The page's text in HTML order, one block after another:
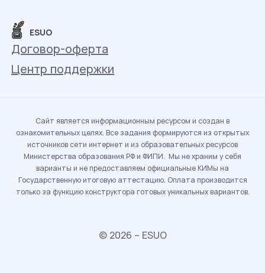
ESUO
Договор-оферта
Центр поддержки
Сайт является информационным ресурсом и создан в
ознакомительных целях. Все задания формируются из открытых
источников сети интернет и из образовательных ресурсов
Министерства образования РФ и ФИПИ. Мы не храним у себя
варианты и не предоставляем официальные КИМы на
Государственную итоговую аттестацию. Оплата производится
только за функцию конструктора готовых уникальных вариантов.
© 2026 – ESUO